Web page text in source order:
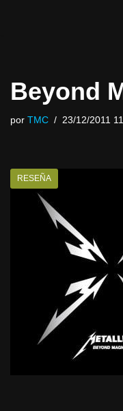
Beyond
por TMC 23/12/2011
RESEÑA